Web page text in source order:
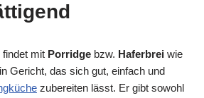
mit Porridge bzw. Haferbrei wie
Gericht, das sich gut, einfach und
zubereiten lässt. Er gibt sowohl